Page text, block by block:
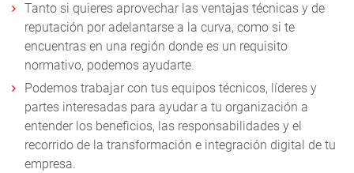
Tanto si quieres aprovechar las ventajas técnicas y de
reputación por adelantarse a la curva, como si te
encuentras en una región donde es un requisito
normativo, podemos ayudarte.
Podemos trabajar con tus equipos técnicos, líderes y
partes interesadas para ayudar a tu organización a
entender los beneficios, las responsabilidades y el
recorrido de la transformación e integración digital de tu
empresa.